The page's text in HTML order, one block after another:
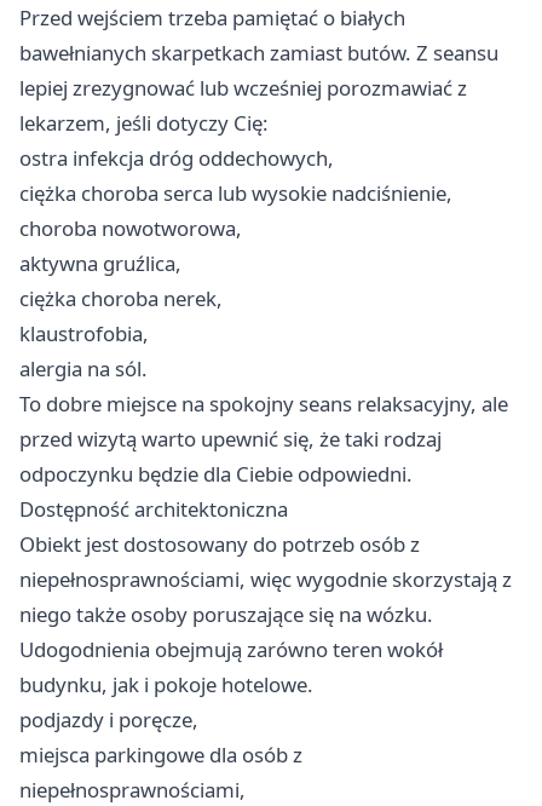
Przed wejściem trzeba pamiętać o białych
bawełnianych skarpetkach zamiast butów. Z seansu
lepiej zrezygnować lub wcześniej porozmawiać z
lekarzem, jeśli dotyczy Cię:
ostra infekcja dróg oddechowych,
ciężka choroba serca lub wysokie nadciśnienie,
choroba nowotworowa,
aktywna gruźlica,
ciężka choroba nerek,
klaustrofobia,
alergia na sól.
To dobre miejsce na spokojny seans relaksacyjny, ale
przed wizytą warto upewnić się, że taki rodzaj
odpoczynku będzie dla Ciebie odpowiedni.
Dostępność architektoniczna
Obiekt jest dostosowany do potrzeb osób z
niepełnosprawnościami, więc wygodnie skorzystają z
niego także osoby poruszające się na wózku.
Udogodnienia obejmują zarówno teren wokół
budynku, jak i pokoje hotelowe.
podjazdy i poręcze,
miejsca parkingowe dla osób z
niepełnosprawnościami,